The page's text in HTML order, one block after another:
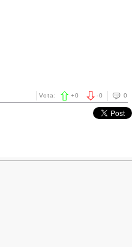
0
-0
Vota: +0